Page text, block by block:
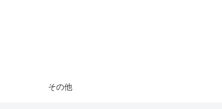
その他